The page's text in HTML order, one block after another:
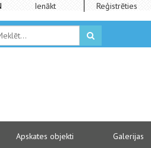
Ienākt Reģistrēties
Apskates objekti Galerijas